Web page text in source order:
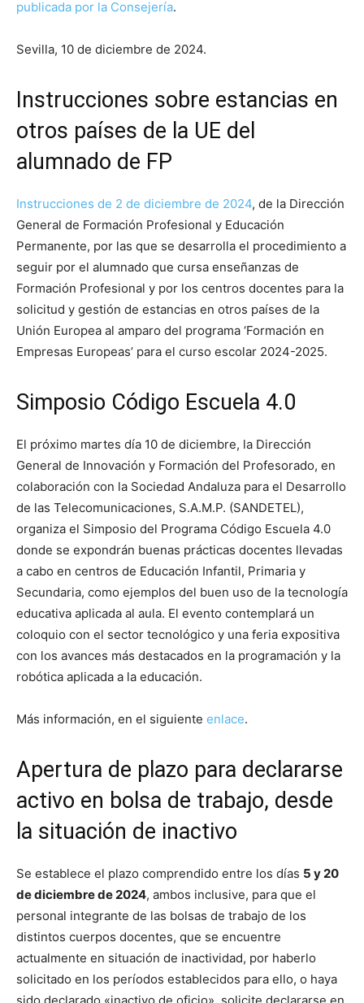
publicada por la Consejería.
Sevilla, 10 de diciembre de 2024.
Instrucciones sobre estancias en
otros países de la UE del
alumnado de FP
Instrucciones de 2 de diciembre de 2024, de la Dirección
General de Formación Profesional y Educación
Permanente, por las que se desarrolla el procedimiento a
seguir por el alumnado que cursa enseñanzas de
Formación Profesional y por los centros docentes para la
solicitud y gestión de estancias en otros países de la
Unión Europea al amparo del programa ‘Formación en
Empresas Europeas’ para el curso escolar 2024-2025.
Simposio Código Escuela 4.0
El próximo martes día 10 de diciembre, la Dirección
General de Innovación y Formación del Profesorado, en
colaboración con la Sociedad Andaluza para el Desarrollo
de las Telecomunicaciones, S.A.M.P. (SANDETEL),
organiza el Simposio del Programa Código Escuela 4.0
donde se expondrán buenas prácticas docentes llevadas
a cabo en centros de Educación Infantil, Primaria y
Secundaria, como ejemplos del buen uso de la tecnología
educativa aplicada al aula. El evento contemplará un
coloquio con el sector tecnológico y una feria expositiva
con los avances más destacados en la programación y la
robótica aplicada a la educación.
Más información, en el siguiente enlace.
Apertura de plazo para declararse
activo en bolsa de trabajo, desde
la situación de inactivo
Se establece el plazo comprendido entre los días 5 y 20
de diciembre de 2024, ambos inclusive, para que el
personal integrante de las bolsas de trabajo de los
distintos cuerpos docentes, que se encuentre
actualmente en situación de inactividad, por haberlo
solicitado en los períodos establecidos para ello, o haya